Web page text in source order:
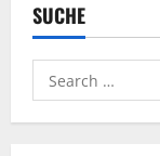
SUCHE
Search
for: